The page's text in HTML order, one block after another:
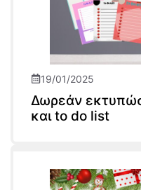
19/01/2025
Δωρεάν
και to do list